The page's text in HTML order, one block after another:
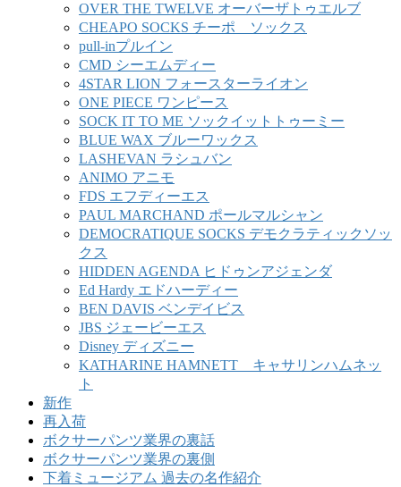
OVER THE TWELVE オーバーザトゥエルブ
CHEAPO SOCKS チーポ ソックス
pull-inプルイン
CMD シーエムディー
4STAR LION フォースターライオン
ONE PIECE ワンピース
SOCK IT TO ME ソックイットトゥーミー
BLUE WAX ブルーワックス
LASHEVAN ラシュバン
ANIMO アニモ
FDS エフディーエス
PAUL MARCHAND ポールマルシャン
DEMOCRATIQUE SOCKS デモクラティックソッ
クス
HIDDEN AGENDA ヒドゥンアジェンダ
Ed Hardy エドハーディー
BEN DAVIS ベンデイビス
JBS ジェービーエス
Disney ディズニー
KATHARINE HAMNETT キャサリンハムネッ
ト
新作
再入荷
ボクサーパンツ業界の裏話
ボクサーパンツ業界の裏側
下着ミュージアム 過去の名作紹介